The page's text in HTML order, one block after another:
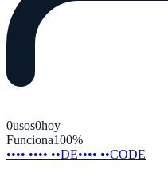
0usos0hoy
Funciona100%
•••• •••• ••DE•••• ••CODE